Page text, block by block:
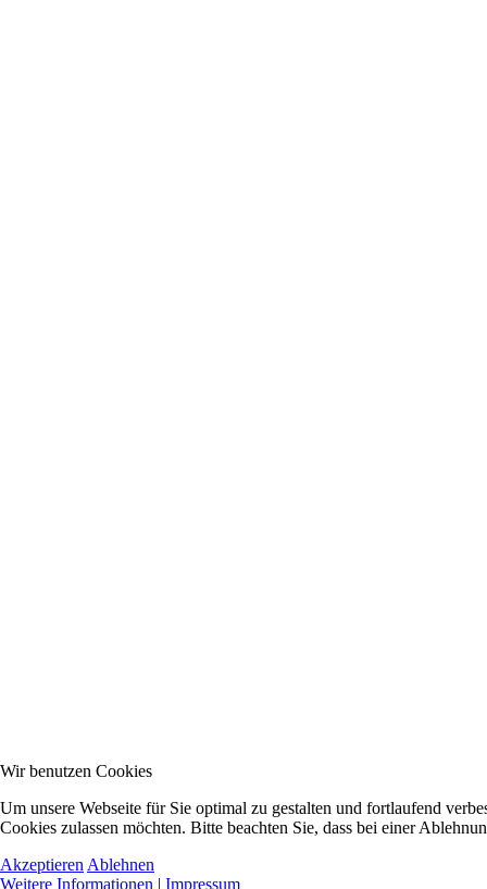
Wir benutzen Cookies
Um unsere Webseite für Sie optimal zu gestalten und fortlaufend
Cookies zulassen möchten. Bitte beachten Sie, dass bei einer
Akzeptieren Ablehnen
Weitere Informationen | Impressum